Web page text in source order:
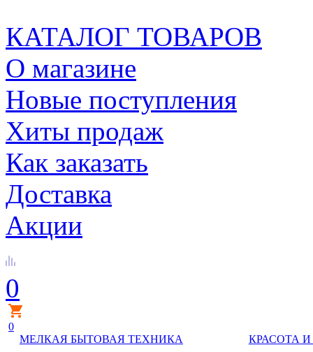
КАТАЛОГ ТОВАРОВ
О магазине
Новые поступления
Хиты продаж
Как заказать
Доставка
Акции
0
0
МЕЛКАЯ БЫТОВАЯ ТЕХНИКА
КРАСОТА И